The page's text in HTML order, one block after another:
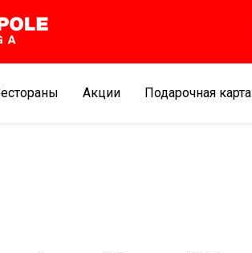
Aкции Подарочная карта